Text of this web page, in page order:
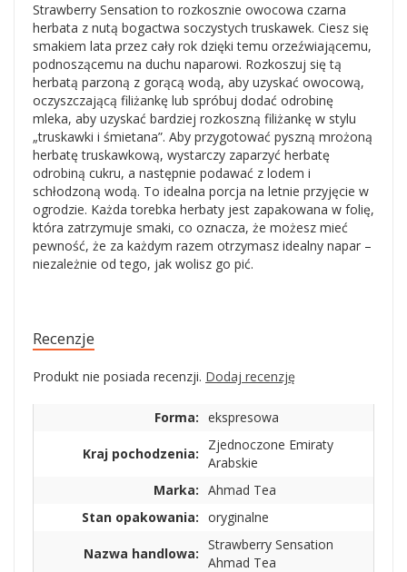
Strawberry Sensation to rozkosznie owocowa czarna
herbata z nutą bogactwa soczystych truskawek. Ciesz się
smakiem lata przez cały rok dzięki temu orzeźwiającemu,
podnoszącemu na duchu naparowi. Rozkoszuj się tą
herbatą parzoną z gorącą wodą, aby uzyskać owocową,
oczyszczającą filiżankę lub spróbuj dodać odrobinę
mleka, aby uzyskać bardziej rozkoszną filiżankę w stylu
„truskawki i śmietana”. Aby przygotować pyszną mrożoną
herbatę truskawkową, wystarczy zaparzyć herbatę
odrobiną cukru, a następnie podawać z lodem i
schłodzoną wodą. To idealna porcja na letnie przyjęcie w
ogrodzie. Każda torebka herbaty jest zapakowana w folię,
która zatrzymuje smaki, co oznacza, że możesz mieć
pewność, że za każdym razem otrzymasz idealny napar –
niezależnie od tego, jak wolisz go pić.
Recenzje
Produkt nie posiada recenzji. Dodaj recenzję
Forma: ekspresowa
Kraj pochodzenia:
Zjednoczone Emiraty
Arabskie
Marka: Ahmad Tea
Stan opakowania: oryginalne
Nazwa handlowa:
Strawberry Sensation
Ahmad Tea